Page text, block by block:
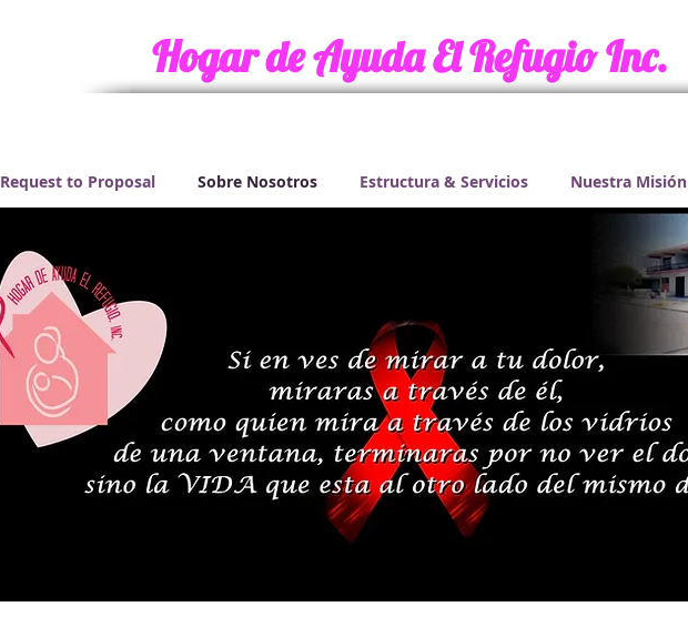
​ Hogar de Ayuda El Refugio Inc. ​
Request to Proposal Sobre Nosotros Estructura & Servicios Nuestra Misión